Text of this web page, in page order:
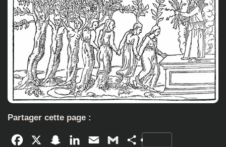
Partager cette page :
Facebook SnapchatLinkedInEmail GmailPartager